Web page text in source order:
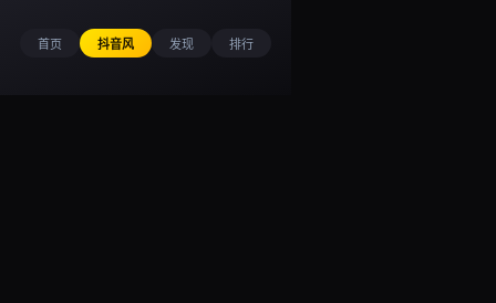
首页 抖音风 发现 排行